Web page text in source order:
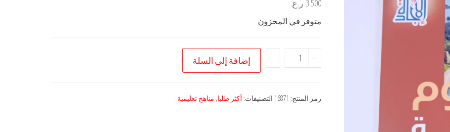
3.500 ر.ع.
متوفر في المخزون
-
كمية
علوم
صف
+ إضافة إلى السلة
رمز المنتج: 16871 التصنيفات: أكثر طلبا, مناهج تعليمية